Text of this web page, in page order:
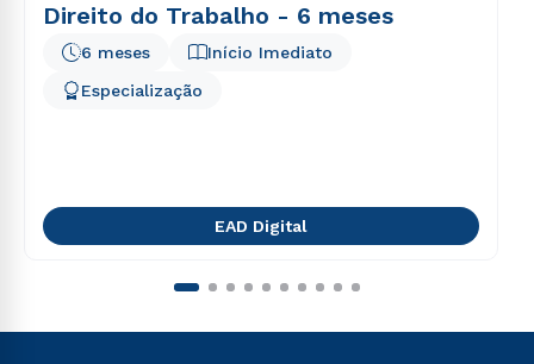
Direito do Trabalho - 6 meses
Início Imediato
6 meses
Especialização
EAD Digital